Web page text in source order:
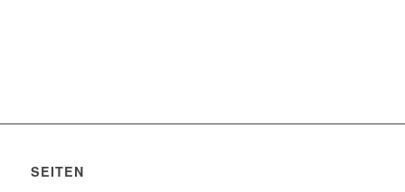
SEITEN